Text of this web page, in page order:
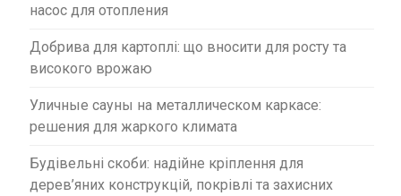
насос для отопления
Добрива для картоплі: що вносити для росту та
високого врожаю
Уличные сауны на металлическом каркасе:
решения для жаркого климата
Будівельні скоби: надійне кріплення для
дерев’яних конструкцій, покрівлі та захисних